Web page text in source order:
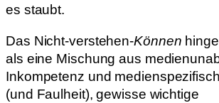
es staubt.
Das Nicht-verstehen-Können
als eine Mischung aus
Inkompetenz und
(und Faulheit), gewisse wichtige